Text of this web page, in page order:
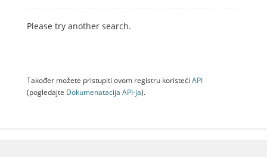
Please try another search.
Također možete pristupiti ovom registru koristeći API
(pogledajte Dokumenаtаcijа API-jа).